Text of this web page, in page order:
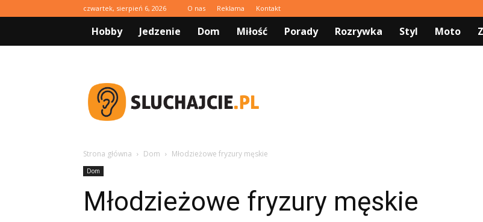
czwartek, sierpień 6, 2026 O nas Reklama Kontakt
Hobby Jedzenie Dom Miłość Porady Rozrywka Styl Moto
Strona główna Dom Młodzieżowe fryzury męskie
Dom
Młodzieżowe fryzury męskie